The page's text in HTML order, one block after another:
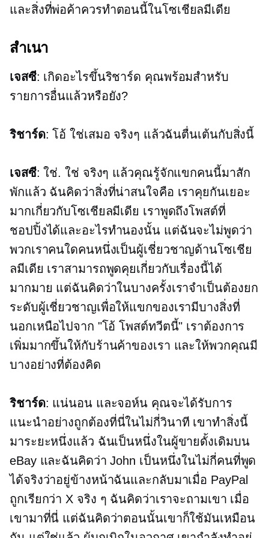
และสิ่งที่พ่อค้าควรทำตอนนี้ในโซเชียลมีเดีย
สำเนา
เจสซี: เกิดอะไรขึ้นริชาร์ด คุณพร้อมสำหรับ
รายการอื่นแล้วหรือยัง?
ริชาร์ด: โอ้ ใช่เสมอ จริงๆ แล้วฉันตื่นเต้นกับสิ่งนี้
เจสซี: ใช่. ใช่ จริงๆ แล้วคุณรู้จักแขกคนนี้มาสัก
พักแล้ว ฉันคิดว่าสิ่งที่น่าสนใจคือ เราคุยกันเยอะ
มากเกี่ยวกับโซเชียลมีเดีย เราพูดถึงโพสต์ที่
ชอปปิ้งได้และอะไรทำนองนั้น แต่ฉันจะไม่พูดว่า
พวกเราคนใดคนหนึ่งเป็นผู้เชี่ยวชาญด้านโซเชีย
ลมีเดีย เราสามารถพูดคุยเกี่ยวกับเรื่องนี้ได้
มากมาย แต่ฉันคิดว่าในบางครั้งเราจำเป็นต้องยก
ระดับผู้เชี่ยวชาญเพื่อให้แขกของเรามีบางสิ่งที่
นอกเหนือไปจาก "โอ้ โพสต์ทวีตนี้" เราต้องการ
เพิ่มมากขึ้นให้กับร้านค้าของเรา และให้พวกคุณมี
บางอย่างที่ต้องคิด
ริชาร์ด: แน่นอน และจอห์น คุณจะได้รับการ
แนะนำอย่างถูกต้องที่นี่ในไม่กี่วินาที เขาทำสิ่งนี้
มาระยะหนึ่งแล้ว ฉันเป็นหนึ่งในผู้ขายดั้งเดิมบน
eBay และฉันคิดว่า John เป็นหนึ่งในไม่กี่คนที่พูด
ได้จริงว่าอยู่ข้างหน้าฉันและกลับมาเมื่อ PayPal
ถูกเรียกว่า X จริง ๆ ฉันคิดว่าเราจะถามเขา เมื่อ
เขามาที่นี่ แต่ฉันคิดว่าตอนนั้นเขาก็ใช้มันเหมือน